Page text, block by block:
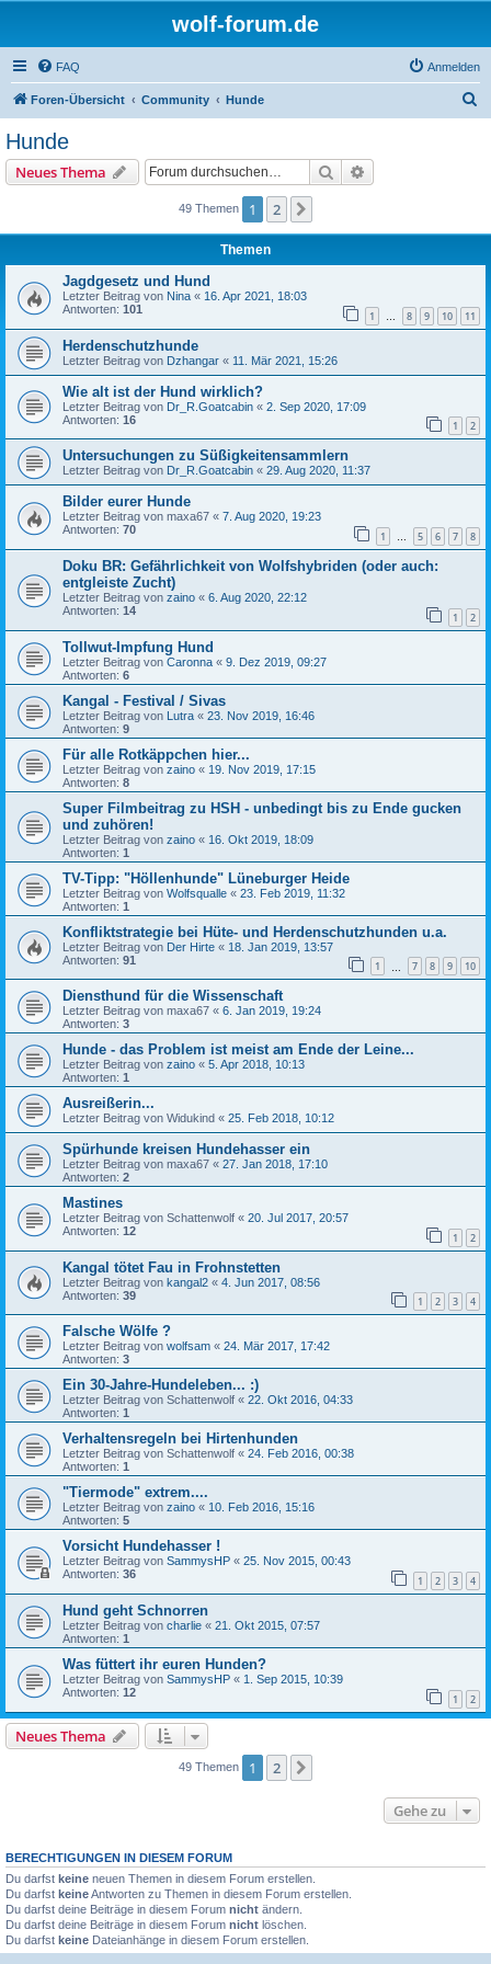
wolf-forum.de
FAQ Anmelden
Foren-Übersicht Community Hunde
Hunde
Neues Thema Suche
49 Themen 1 2
Themen
Jagdgesetz und Hund
Letzter Beitrag von Nina « 16. Apr 2021, 18:03
Antworten: 101 1 … 8 9 10 11
Herdenschutzhunde
Letzter Beitrag von Dzhangar « 11. Mär 2021, 15:26
Wie alt ist der Hund wirklich?
Letzter Beitrag von Dr_R.Goatcabin « 2. Sep 2020, 17:09
Antworten: 16 1 2
Untersuchungen zu Süßigkeitensammlern
Letzter Beitrag von Dr_R.Goatcabin « 29. Aug 2020, 11:37
Bilder eurer Hunde
Letzter Beitrag von maxa67 « 7. Aug 2020, 19:23
Antworten: 70 1 … 5 6 7 8
Doku BR: Gefährlichkeit von Wolfshybriden (oder auch:
entgleiste Zucht)
Letzter Beitrag von zaino « 6. Aug 2020, 22:12
Antworten: 14 1 2
Tollwut-Impfung Hund
Letzter Beitrag von Caronna « 9. Dez 2019, 09:27
Antworten: 6
Kangal - Festival / Sivas
Letzter Beitrag von Lutra « 23. Nov 2019, 16:46
Antworten: 9
Für alle Rotkäppchen hier...
Letzter Beitrag von zaino « 19. Nov 2019, 17:15
Antworten: 8
Super Filmbeitrag zu HSH - unbedingt bis zu Ende gucken
und zuhören!
Letzter Beitrag von zaino « 16. Okt 2019, 18:09
Antworten: 1
TV-Tipp: "Höllenhunde" Lüneburger Heide
Letzter Beitrag von Wolfsqualle « 23. Feb 2019, 11:32
Antworten: 1
Konfliktstrategie bei Hüte- und Herdenschutzhunden u.a.
Letzter Beitrag von Der Hirte « 18. Jan 2019, 13:57
Antworten: 91 1 7 8 9 10
Diensthund für die Wissenschaft
Letzter Beitrag von maxa67 « 6. Jan 2019, 19:24
Antworten: 3
Hunde - das Problem ist meist am Ende der Leine...
Letzter Beitrag von zaino « 5. Apr 2018, 10:13
Antworten: 1
Ausreißerin...
Letzter Beitrag von Widukind « 25. Feb 2018, 10:12
Spürhunde kreisen Hundehasser ein
Letzter Beitrag von maxa67 « 27. Jan 2018, 17:10
Antworten: 2
Mastines
Letzter Beitrag von Schattenwolf « 20. Jul 2017, 20:57
Antworten: 12 1 2
Kangal tötet Fau in Frohnstetten
Letzter Beitrag von kangal2 « 4. Jun 2017, 08:56
Antworten: 39 1 2 3 4
Falsche Wölfe ?
Letzter Beitrag von wolfsam « 24. Mär 2017, 17:42
Antworten: 3
Ein 30-Jahre-Hundeleben... :)
Letzter Beitrag von Schattenwolf « 22. Okt 2016, 04:33
Antworten: 1
Verhaltensregeln bei Hirtenhunden
Letzter Beitrag von Schattenwolf « 24. Feb 2016, 00:38
Antworten: 1
"Tiermode" extrem....
Letzter Beitrag von zaino « 10. Feb 2016, 15:16
Antworten: 5
Vorsicht Hundehasser !
Letzter Beitrag von SammysHP « 25. Nov 2015, 00:43
Antworten: 36 1 2 3 4
Hund geht Schnorren
Letzter Beitrag von charlie « 21. Okt 2015, 07:57
Antworten: 1
Was füttert ihr euren Hunden?
Letzter Beitrag von SammysHP « 1. Sep 2015, 10:39
Antworten: 12 1 2
Neues Thema
49 Themen 1 2
Gehe zu
BERECHTIGUNGEN IN DIESEM FORUM
Du darfst keine neuen Themen in diesem Forum erstellen.
Du darfst keineAntworten zu Themen in diesem Forum erstellen.
Du darfst deine Beiträge in diesem Forum nicht ändern.
Du darfst deine Beiträge in diesem Forum nicht löschen.
Du darfst keine Dateianhänge in diesem Forum erstellen.